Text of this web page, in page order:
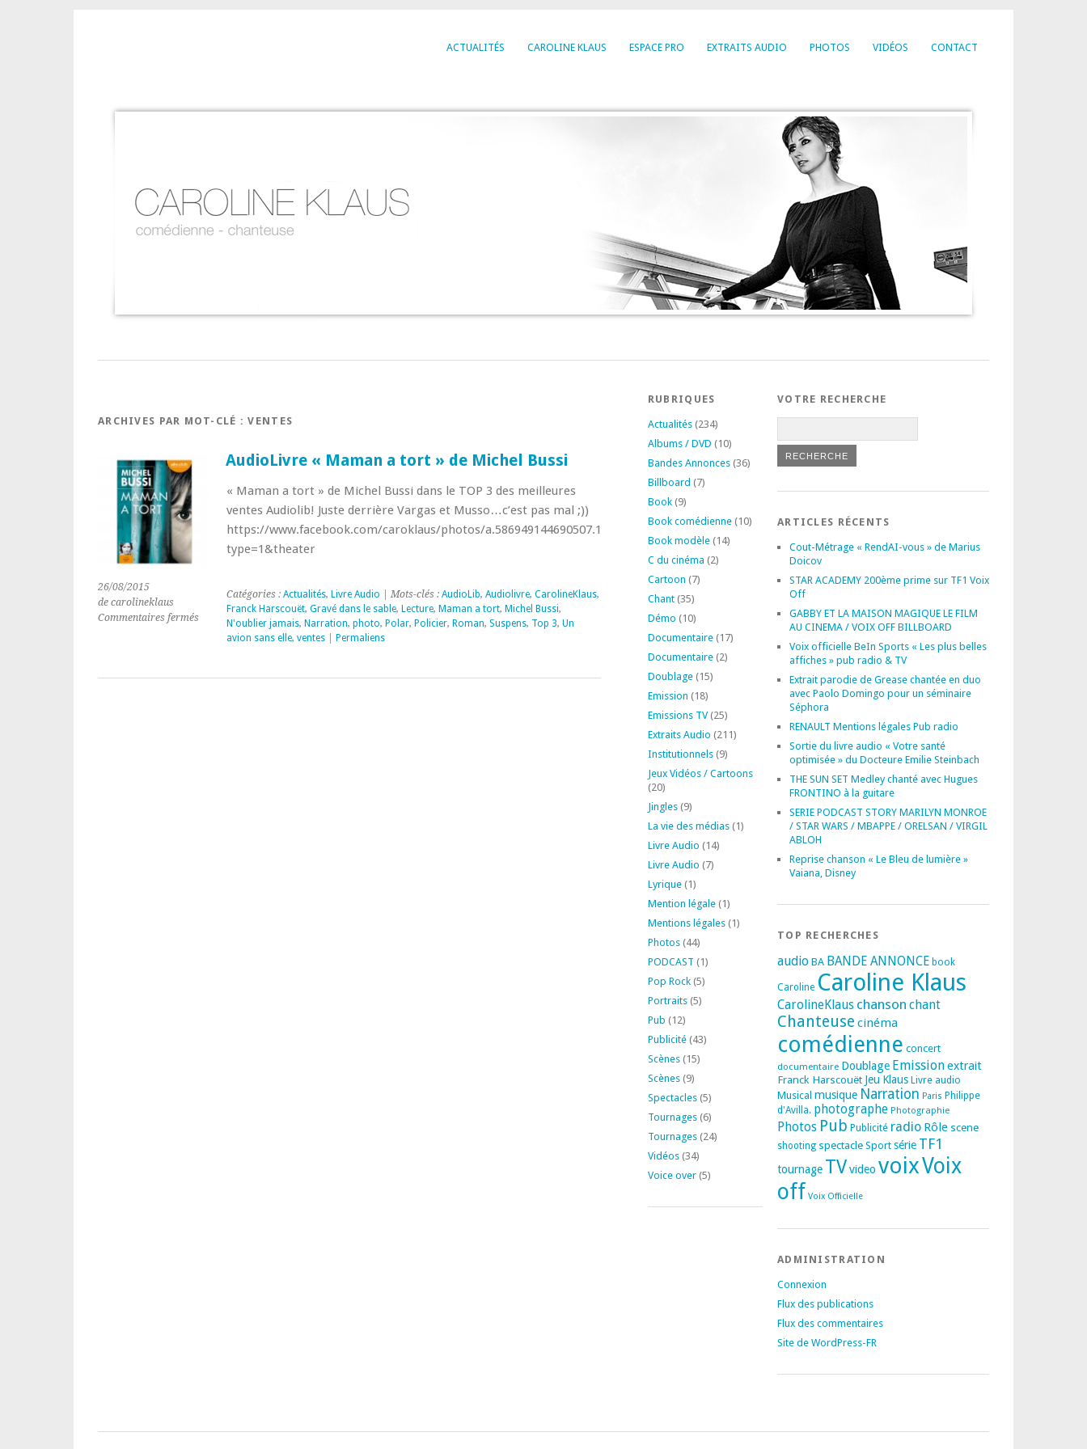
ACTUALITÉS CAROLINE KLAUS ESPACE PRO EXTRAITS AUDIO PHOTOS VIDÉOS CONTACT
ARCHIVES PAR MOT-CLÉ :VENTES
26/08/2015
de carolineklaus
Commentaires ferméssur
AudioLivre
tort »
AudioLivre « Maman a tort » de Michel Bussi
« Maman a tort » de Michel Bussi dans le TOP 3 des meilleures
ventes Audiolib! Juste derrière Vargas et Musso…c’est pas mal ;))
https://www.facebook.com/caroklaus/photos/a.586949144690507.1073741829.345711238814300/988844027834348/?
type=1&theater
Catégories : Actualités, Livre Audio | Mots-clés : AudioLib, Audiolivre, CarolineKlaus,
Franck Harscouët, Gravé dans le sable, Lecture, Maman a tort, Michel Bussi,
N'oublier jamais, Narration, photo, Polar, Policier, Roman, Suspens, Top 3, Un
avion sans elle, ventes| Permaliens
RUBRIQUES
Actualités(234)
Albums / DVD (10)
Bandes Annonces(36)
Billboard (7)
Book(9)
Book comédienne(10)
Book modèle(14)
C du cinéma (2)
Cartoon (7)
Chant(35)
Démo (10)
Documentaire(17)
Documentaire(2)
Doublage(15)
Emission (18)
Emissions TV(25)
Extraits Audio (211)
Institutionnels(9)
Jeux Vidéos / Cartoons
(20)
Jingles(9)
La vie des médias(1)
Livre Audio (14)
Livre Audio (7)
Lyrique(1)
Mention légale(1)
Mentions légales(1)
Photos(44)
PODCAST (1)
Pop Rock(5)
Portraits(5)
Pub (12)
Publicité(43)
Scènes(15)
Scènes(9)
Spectacles(5)
Tournages(6)
Tournages(24)
Vidéos(34)
Voice over(5)
VOTRE RECHERCHE
ARTICLES RÉCENTS
Cout-Métrage « RendAI-vous » de Marius
Doicov
STAR ACADEMY 200ème prime sur TF1 Voix
Off
GABBY ET LA MAISON MAGIQUE LE FILM
AU CINEMA / VOIX OFF BILLBOARD
Voix officielle BeIn Sports « Les plus belles
affiches » pub radio & TV
Extrait parodie de Grease chantée en duo
avec Paolo Domingo pour un séminaire
Séphora
RENAULT Mentions légales Pub radio
Sortie du livre audio « Votre santé
optimisée » du Docteure Emilie Steinbach
THE SUN SET Medley chanté avec Hugues
FRONTINO à la guitare
SERIE PODCAST STORY MARILYN MONROE
/ STAR WARS / MBAPPE / ORELSAN / VIRGIL
ABLOH
Reprise chanson « Le Bleu de lumière »
Vaiana, Disney
TOP RECHERCHES
audio BA BANDE ANNONCE book
Caroline Caroline Klaus
CarolineKlaus chanson chant
Chanteuse cinéma
comédienne concert
documentaire Doublage Emissionextrait
Franck Harscouët Jeu Klaus Livre audio
Musical musique Narration Paris Philippe
d'Avilla. photographe Photographie
Photos Pub Publicité radio Rôle scene
shooting spectacle Sport série TF1
tournage TVvideo voixVoix
off Voix Officielle
ADMINISTRATION
Connexion
Flux des publications
Flux des commentaires
Site de WordPress-FR